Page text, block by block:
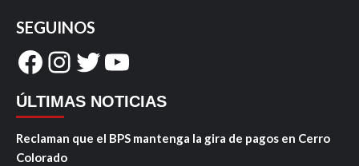
SEGUINOS
Facebook
Instagram
Twitter
YouTube
ÚLTIMAS NOTICIAS
Reclaman que el BPS mantenga la gira de pagos en Cerro
Colorado